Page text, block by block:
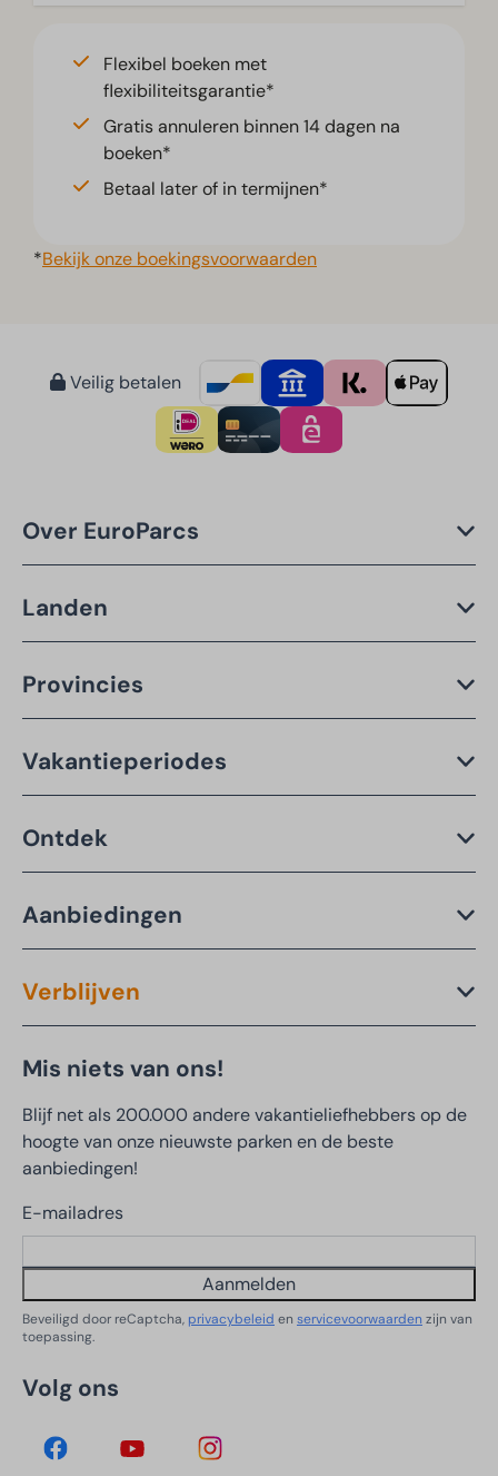
Flexibel boeken met
flexibiliteitsgarantie*
Gratis annuleren binnen 14 dagen na
boeken*
Betaal later of in termijnen*
*Bekijk onze boekingsvoorwaarden
Veilig betalen
Over EuroParcs
Landen
Provincies
Vakantieperiodes
Ontdek
Aanbiedingen
Verblijven
Mis niets van ons!
Blijf net als 200.000 andere vakantieliefhebbers op de
hoogte van onze nieuwste parken en de beste
aanbiedingen!
E-mailadres
Aanmelden
Beveiligd door reCaptcha, privacybeleid en servicevoorwaarden zijn van
toepassing.
Volg ons